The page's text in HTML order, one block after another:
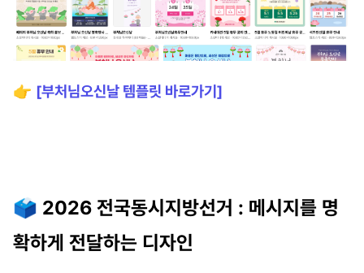
👉 [부처님오신날 템플릿 바로가기]
🗳️ 2026 전국동시지방선거 : 메시지를 명
확하게 전달하는 디자인